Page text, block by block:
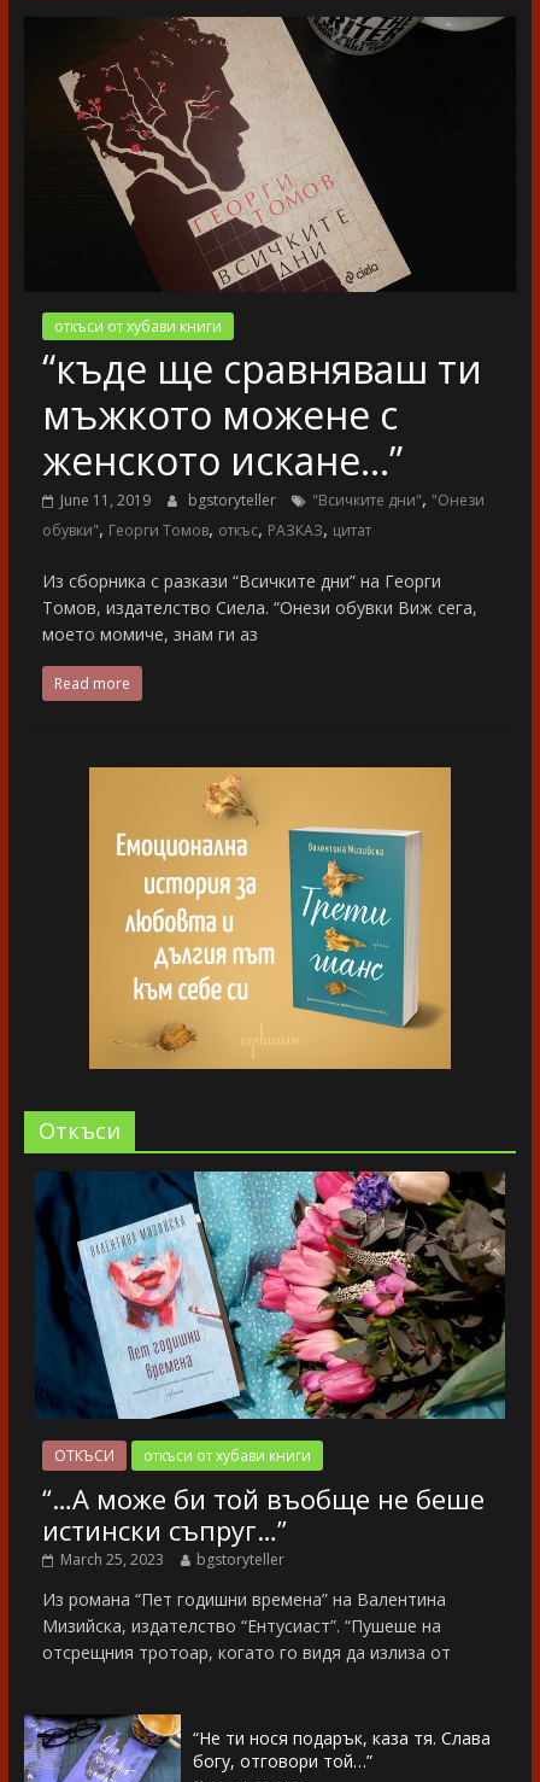
откъси от хубави книги
“къде ще сравняваш ти
мъжкото можене с
женското искане…”
June 11, 2019 bgstoryteller "Всичките дни", "Онези
обувки", Георги Томов, откъс, РАЗКАЗ, цитат
Из сборника с разкази “Всичките дни” на Георги
Томов, издателство Сиела. “Онези обувки Виж сега,
моето момиче, знам ги аз
Read more
Oткъси
ОТКЪСИ откъси от хубави книги
“…А може би той въобще не беше
истински съпруг…”
March 25, 2023 bgstoryteller
Из романа “Пет годишни времена” на Валентина
Мизийска, издателство “Ентусиаст”. “Пушеше на
отсрещния тротоар, когато го видя да излиза от
“Не ти нося подарък, каза тя. Слава
богу, отговори той…”